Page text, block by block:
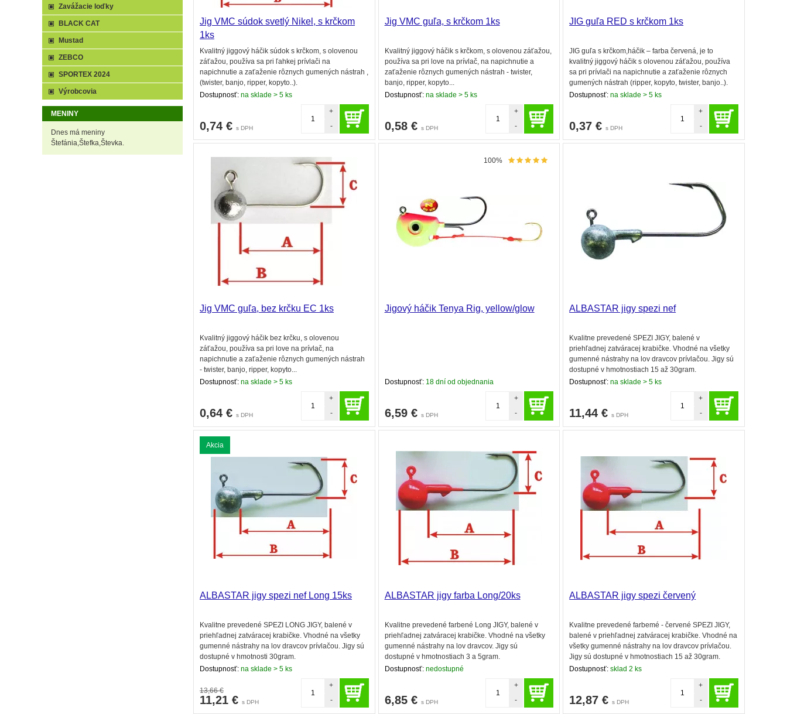
Jig VMC súdok svetlý Nikel, s krčkom
1ks
Kvalitný jiggový háčik súdok s krčkom, s olovenou
záťažou, používa sa pri ľahkej prívlači na
napichnutie a zaťaženie rôznych gumených nástrah ,
(twister, banjo, ripper, kopyto..).
Dostupnosť: na sklade > 5 ks
0,74 € s DPH
+
-
Jig VMC guľa, s krčkom 1ks
Kvalitný jiggový háčik s krčkom, s olovenou záťažou,
používa sa pri love na prívlač, na napichnutie a
zaťaženie rôznych gumených nástrah - twister,
banjo, ripper, kopyto...
Dostupnosť: na sklade > 5 ks
0,58 € s DPH
+
-
JIG guľa RED s krčkom 1ks
JIG guľa s krčkom,háčik – farba červená, je to
kvalitný jiggový háčik s olovenou záťažou, používa
sa pri prívlači na napichnutie a zaťaženie rôznych
gumených nástrah (ripper, kopyto, twister, banjo..).
Dostupnosť: na sklade > 5 ks
0,37 € s DPH
+
-
Jig VMC guľa, bez krčku EC 1ks
Kvalitný jiggový háčik bez krčku, s olovenou
záťažou, používa sa pri love na prívlač, na
napichnutie a zaťaženie rôznych gumených nástrah
- twister, banjo, ripper, kopyto...
Dostupnosť: na sklade > 5 ks
0,64 € s DPH
+
-
100%
Jigový háčik Tenya Rig, yellow/glow
Dostupnosť: 18 dní od objednania
6,59 € s DPH
+
-
ALBASTAR jigy spezi nef
Kvalitne prevedené SPEZI JIGY, balené v
priehľadnej zatváracej krabičke. Vhodné na všetky
gumenné nástrahy na lov dravcov prívlačou. Jigy sú
dostupné v hmotnostiach 15 až 30gram.
Dostupnosť: na sklade > 5 ks
11,44 € s DPH
+
-
Akcia
ALBASTAR jigy spezi nef Long 15ks
Kvalitne prevedené SPEZI LONG JIGY, balené v
priehľadnej zatváracej krabičke. Vhodné na všetky
gumenné nástrahy na lov dravcov prívlačou. Jigy sú
dostupné v hmotnosti 30gram.
Dostupnosť: na sklade > 5 ks
13,66 €
11,21 € s DPH
+
-
ALBASTAR jigy farba Long/20ks
Kvalitne prevedené farbené Long JIGY, balené v
priehľadnej zatváracej krabičke. Vhodné na všetky
gumenné nástrahy na lov dravcov. Jigy sú
dostupné v hmotnostiach 3 a 5gram.
Dostupnosť: nedostupné
6,85 € s DPH
+
-
ALBASTAR jigy spezi červený
Kvalitne prevedené farbemé - červené SPEZI JIGY,
balené v priehľadnej zatváracej krabičke. Vhodné na
všetky gumenné nástrahy na lov dravcov prívlačou.
Jigy sú dostupné v hmotnostiach 15 až 30gram.
Dostupnosť: sklad 2 ks
12,87 € s DPH
+
-
Zavážacie loďky
BLACK CAT
Mustad
ZEBCO
SPORTEX 2024
Výrobcovia
MENINY
Dnes má meniny
Štefánia,Štefka,Števka.